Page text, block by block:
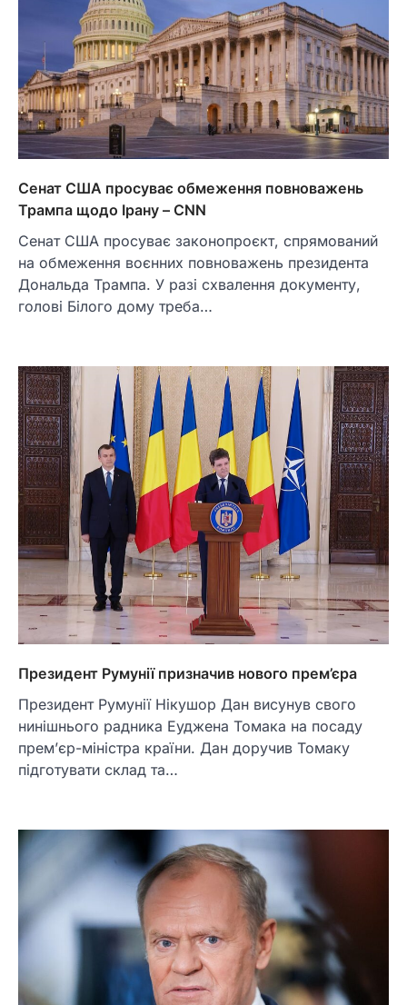
Сенат США просуває обмеження повноважень
Трампа щодо Ірану – CNN
Сенат США просуває законопроєкт, спрямований
на обмеження воєнних повноважень президента
Дональда Трампа. У разі схвалення документу,
голові Білого дому треба…
Президент Румунії призначив нового прем’єра
Президент Румунії Нікушор Дан висунув свого
нинішнього радника Еуджена Томака на посаду
прем’єр-міністра країни. Дан доручив Томаку
підготувати склад та…